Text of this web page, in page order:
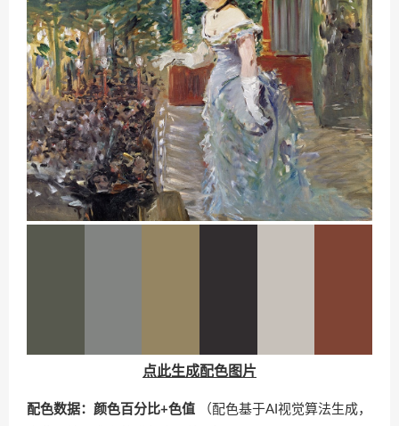
点此生成配色图片
配色数据：颜色百分比+色值 （配色基于AI视觉算法生成，